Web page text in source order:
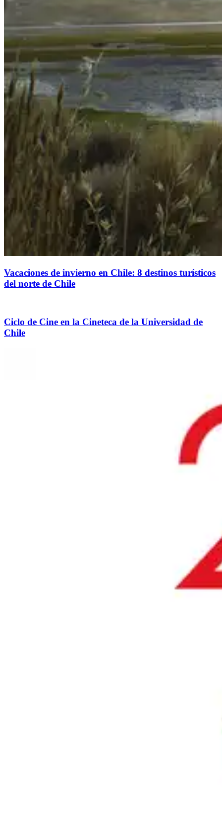
Vacaciones de invierno en Chile: 8 destinos turísticos
del norte de Chile
Ciclo de Cine en la Cineteca de la Universidad de
Chile